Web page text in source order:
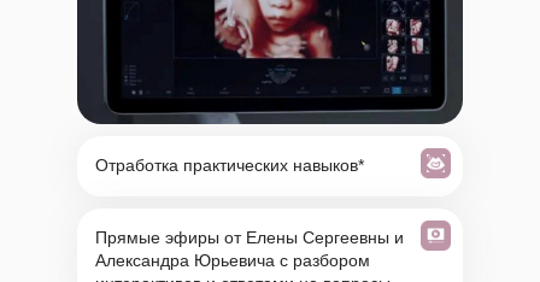
Отработка практических навыков*
Прямые эфиры от Елены Сергеевны и
Александра Юрьевича с разбором